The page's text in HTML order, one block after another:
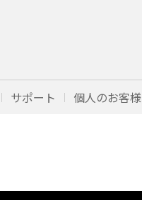
サポート 個人のお客様